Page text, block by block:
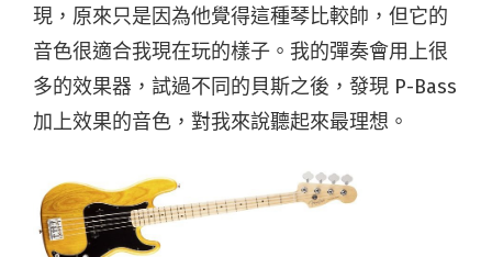
現，原來只是因為他覺得這種琴比較帥，但它的
音色很適合我現在玩的樣子。我的彈奏會用上很
多的效果器，試過不同的貝斯之後，發現 P-Bass
加上效果的音色，對我來說聽起來最理想。